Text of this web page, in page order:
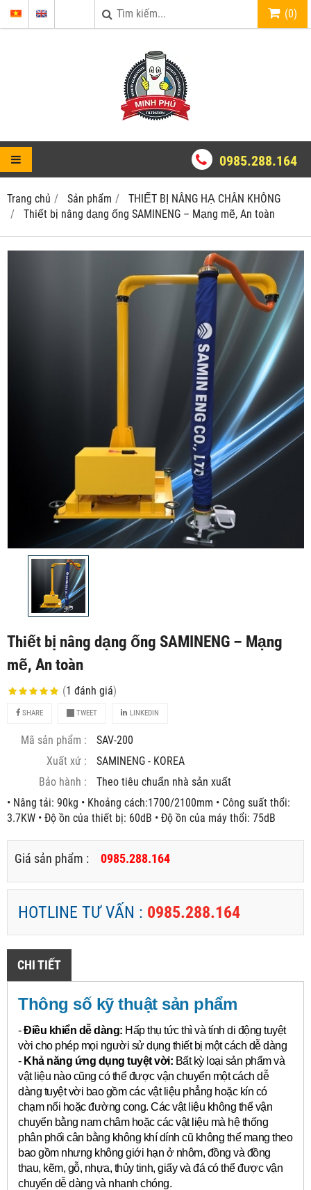
(0)
0985.288.164
Trang chủ Sản phẩm
THIẾT BỊ NÂNG HẠ CHÂN KHÔNG
Thiết bị nâng dạng ống SAMINENG – Mạng mẽ, An toàn
Thiết bị nâng dạng ống SAMINENG – Mạng
mẽ, An toàn
(1 đánh giá)
SHARE TWEET LINKEDIN
Mã sản phẩm :
SAV-200
Xuất xứ :
SAMINENG - KOREA
Bảo hành :
Theo tiêu chuẩn nhà sản xuất
• Nâng tải: 90kg • Khoảng cách:1700/2100mm • Công suất thổi:
3.7KW • Độ ồn của thiết bị: 60dB • Độ ồn của máy thổi: 75dB
Giá sản phẩm : 0985.288.164
HOTLINE TƯ VẤN : 0985.288.164
CHI TIẾT
Thông số kỹ thuật sản phẩm
-Điều khiển dễ dàng: Hấp thụ tức thì và tính di động tuyệt
vời cho phép mọi người sử dụng thiết bị một cách dễ dàng
- Khả năng ứng dụng tuyệt vời: Bất kỳ loại sản phẩm và
vật liệu nào cũng có thể được vận chuyển một cách dễ
dàng tuyệt vời bao gồm các vật liệu phẳng hoặc kín có
chạm nổi hoặc đường cong. Các vật liệu không thể vận
chuyển bằng nam châm hoặc các vật liệu mà hệ thống
phân phối cân bằng không khí dính cũ không thể mang theo
bao gồm nhưng không giới hạn ở nhôm, đồng và đồng
thau, kẽm, gỗ, nhựa, thủy tinh, giấy và đá có thể được vận
chuyển dễ dàng và nhanh chóng.